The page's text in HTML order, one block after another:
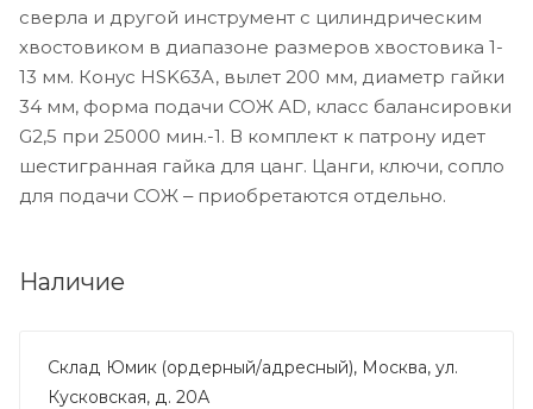
сверла и другой инструмент с цилиндрическим
хвостовиком в диапазоне размеров хвостовика 1-
13 мм. Конус HSK63A, вылет 200 мм, диаметр гайки
34 мм, форма подачи СОЖ AD, класс балансировки
G2,5 при 25000 мин.-1. В комплект к патрону идет
шестигранная гайка для цанг. Цанги, ключи, сопло
для подачи СОЖ ‒ приобретаются отдельно.
Наличие
Склад Юмик (ордерный/адресный), Москва, ул.
Кусковская, д. 20А